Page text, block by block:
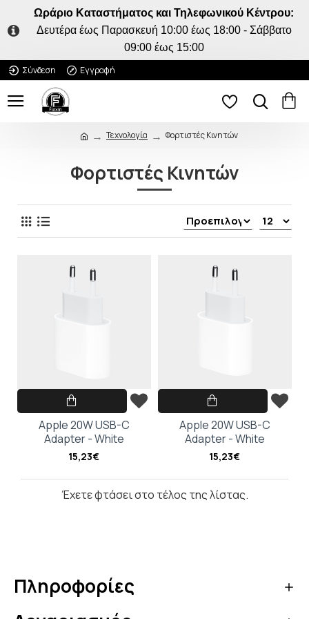
Κάνε την πρώτη σου
παραγγελία και κέρδισε 5%
επιπλέον έκπτωση στο καλάθι
σου με τον κωδικό κουπονιού
Κάνε τώρα την αγορά σου!
Ωράριο Καταστήματος και Τηλεφωνικού Κέντρου:
Δευτέρα έως Παρασκευή 10:00 έως 18:00 - Σάββατο
09:00 έως 15:00
Σύνδεση
Εγγραφή
Τεχνολογία Φορτιστές Κινητών
Φορτιστές Κινητών
Apple 20W USB-C
Adapter - White
15,23€
Apple 20W USB-C
Adapter - White
15,23€
Έχετε φτάσει στο τέλος της λίστας.
Πληροφορίες